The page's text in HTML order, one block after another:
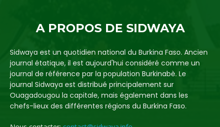
A PROPOS DE SIDWAYA
Sidwaya est un quotidien national du Burkina Faso. Ancien
journal étatique, il est aujourd'hui considéré comme un
journal de référence par la population Burkinabè. Le
journal Sidwaya est distribué principalement sur
Ouagadougou la capitale, mais également dans les
chefs-lieux des différentes régions du Burkina Faso.